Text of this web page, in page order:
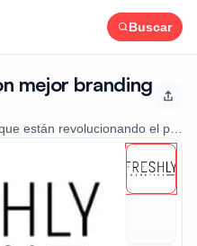
Buscar
mejor branding
están revolucionando el